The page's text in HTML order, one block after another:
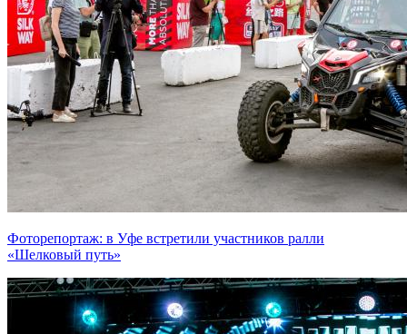
Фоторепортаж: в Уфе встретили участников ралли
«Шелковый путь»